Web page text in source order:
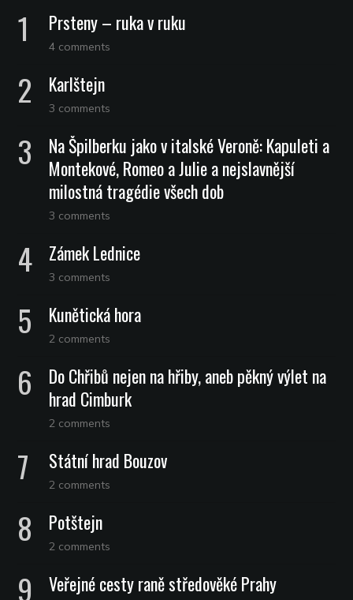
Prsteny – ruka v ruku
4 comments
Karlštejn
3 comments
Na Špilberku jako v italské Veroně: Kapuleti a
Montekové, Romeo a Julie a nejslavnější
milostná tragédie všech dob
3 comments
Zámek Lednice
3 comments
Kunětická hora
2 comments
Do Chřibů nejen na hřiby, aneb pěkný výlet na
hrad Cimburk
2 comments
Státní hrad Bouzov
2 comments
Potštejn
2 comments
Veřejné cesty raně středověké Prahy